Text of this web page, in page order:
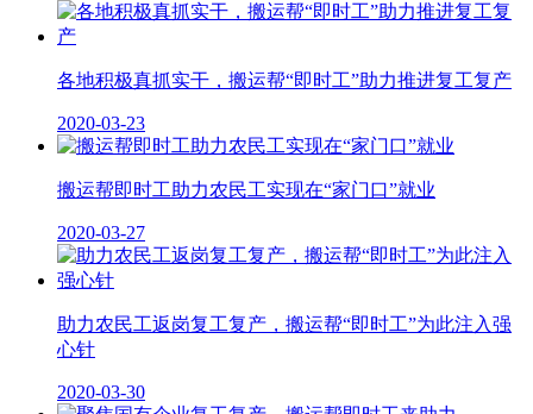
各地积极真抓实干，搬运帮“即时工”助力推进复工复产
2020-03-23
搬运帮即时工助力农民工实现在“家门口”就业
2020-03-27
助力农民工返岗复工复产，搬运帮“即时工”为此注入强
心针
2020-03-30